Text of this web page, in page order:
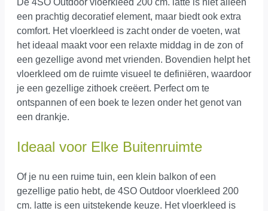
een prachtig decoratief element, maar biedt ook extra
comfort. Het vloerkleed is zacht onder de voeten, wat
het ideaal maakt voor een relaxte middag in de zon of
een gezellige avond met vrienden. Bovendien helpt het
vloerkleed om de ruimte visueel te definiëren, waardoor
je een gezellige zithoek creëert. Perfect om te
ontspannen of een boek te lezen onder het genot van
een drankje.
Ideaal voor Elke Buitenruimte
Of je nu een ruime tuin, een klein balkon of een
gezellige patio hebt, de 4SO Outdoor vloerkleed 200
cm. latte is een uitstekende keuze. Het vloerkleed is